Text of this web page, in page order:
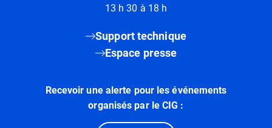
13 h 30 à 18 h
Support technique
Espace presse
Recevoir une alerte pour les événements
organisés par le CIG :